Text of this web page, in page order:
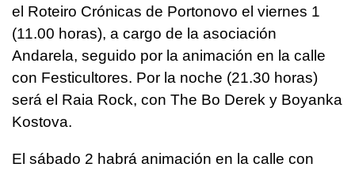
el Roteiro Crónicas de Portonovo el viernes 1
(11.00 horas), a cargo de la asociación
Andarela, seguido por la animación en la calle
con Festicultores. Por la noche (21.30 horas)
será el Raia Rock, con The Bo Derek y Boyanka
Kostova.
El sábado 2 habrá animación en la calle con